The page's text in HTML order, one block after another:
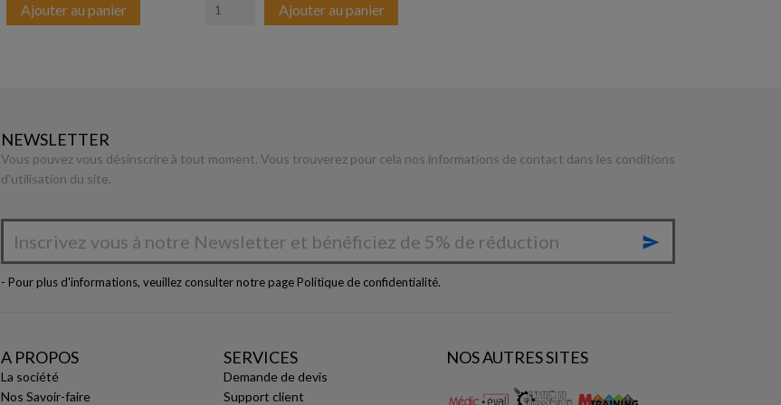
Ajouter au panier Ajouter au panier
NEWSLETTER
Vous pouvez vous désinscrire à tout moment. Vous trouverez pour cela nos informations de contact dans les conditions
d'utilisation du site.

- Pour plus d'informations, veuillez consulter notre page Politique de confidentialité.
A PROPOS
La société
Nos Savoir-faire
SERVICES
Demande de devis
Support client
NOS AUTRES SITES